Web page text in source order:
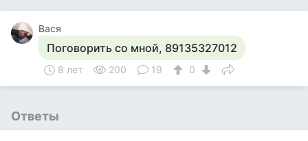
Вася
Поговорить со мной, 89135327012
8 лет 200 19 0
Ответы